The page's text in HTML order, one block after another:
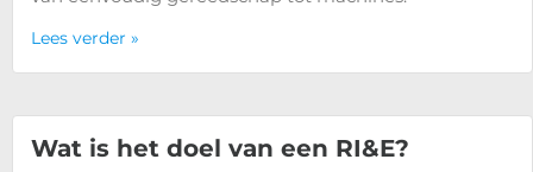
Lees verder »
Wat is het doel van een RI&E?